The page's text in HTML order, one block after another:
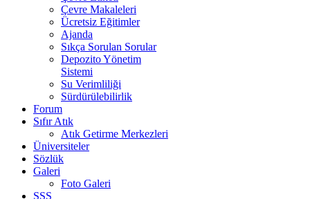
Çevre Makaleleri
Ücretsiz Eğitimler
Ajanda
Sıkça Sorulan Sorular
Depozito Yönetim
Sistemi
Su Verimliliği
Sürdürülebilirlik
Forum
Sıfır Atık
Atık Getirme Merkezleri
Üniversiteler
Sözlük
Galeri
Foto Galeri
SSS